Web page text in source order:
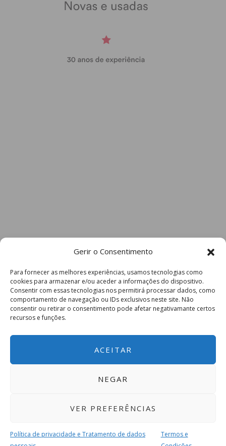
Gerir o Consentimento
Para fornecer as melhores experiências, usamos tecnologias como
cookies para armazenar e/ou aceder a informações do dispositivo.
Consentir com essas tecnologias nos permitirá processar dados, como
comportamento de navegação ou IDs exclusivos neste site. Não
consentir ou retirar o consentimento pode afetar negativamante certos
recursos e funções.
ACEITAR
NEGAR
VER PREFERÊNCIAS
Política de privacidade e Tratamento de dados
Termos e